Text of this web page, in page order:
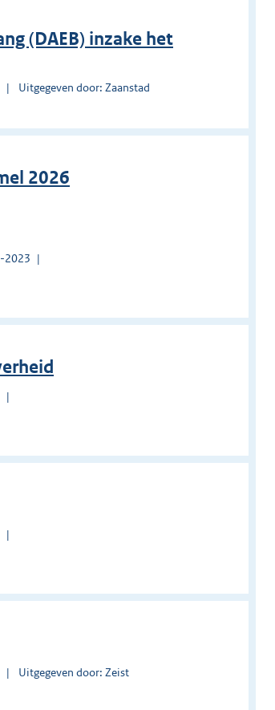
(DAEB) inzake het
Uitgegeven door: Zaanstad
2026
2023
Uitgegeven door: Zeist